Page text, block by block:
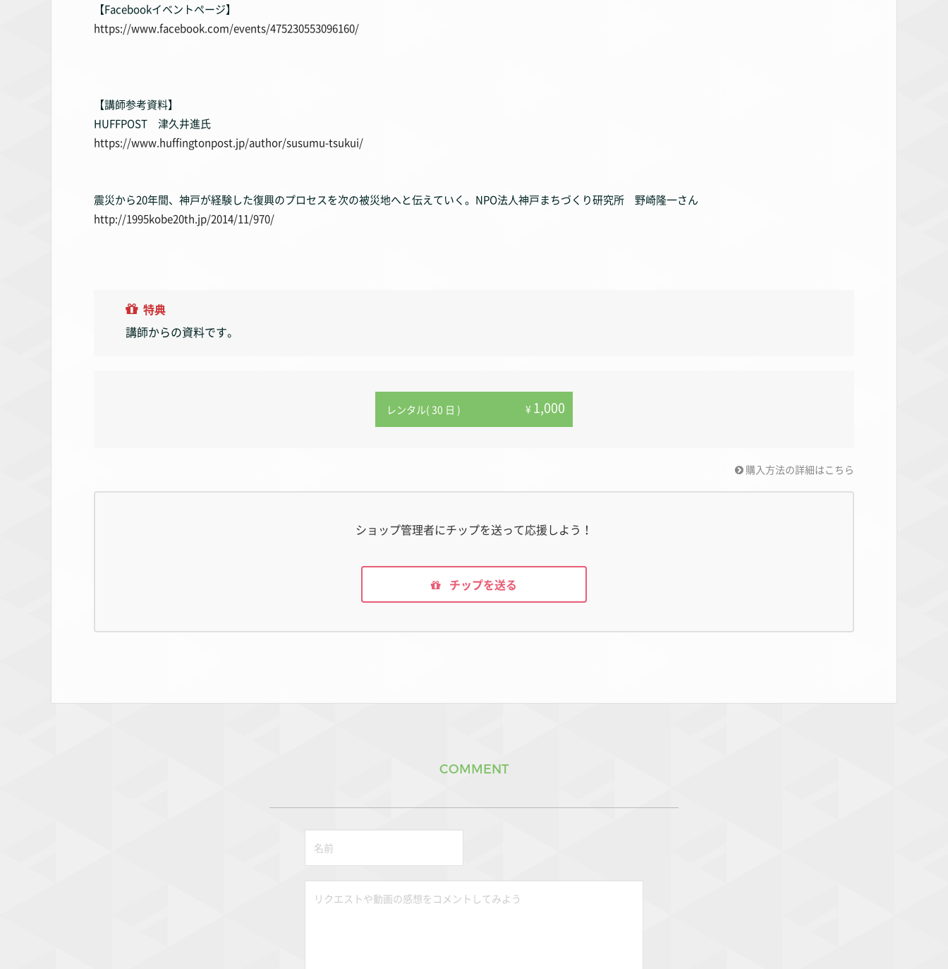
【Facebookイベントページ】
https://www.facebook.com/events/475230553096160/
【講師参考資料】
HUFFPOST 津久井進氏
https://www.huffingtonpost.jp/author/susumu-tsukui/
震災から20年間、神戸が経験した復興のプロセスを次の被災地へと伝えていく。NPO法人神戸まちづくり研究所 野崎隆一さん
http://1995kobe20th.jp/2014/11/970/
特典
講師からの資料です。
レンタル( 30 日 ) ¥ 1,000
購入方法の詳細はこちら
ショップ管理者にチップを送って応援しよう！
チップを送る
COMMENT